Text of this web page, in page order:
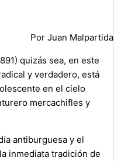
Por Juan Malpartida
quizás sea, en este
y verdadero, está
en el cielo
mercachifles y
antiburguesa y el
inmediata tradición de